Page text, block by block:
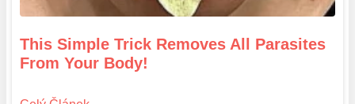
This Simple Trick Removes All Parasites
From Your Body!